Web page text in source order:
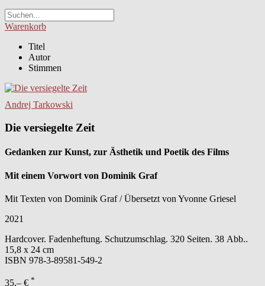
Warenkorb
Titel
Autor
Stimmen
Andrej Tarkowski
Die versiegelte Zeit
Gedanken zur Kunst, zur Ästhetik und Poetik des Films
Mit einem Vorwort von Dominik Graf
Mit Texten von Dominik Graf / Übersetzt von Yvonne Griesel
2021
Hardcover. Fadenheftung. Schutzumschlag. 320 Seiten. 38 Abb..
15,8 x 24 cm
ISBN 978-3-89581-549-2
35,– € *